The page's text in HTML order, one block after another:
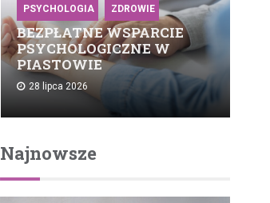
PSYCHOLOGIA ZDROWIE
BEZPŁATNE WSPARCIE
PSYCHOLOGICZNE W
PIASTOWIE
28 lipca 2026
Najnowsze